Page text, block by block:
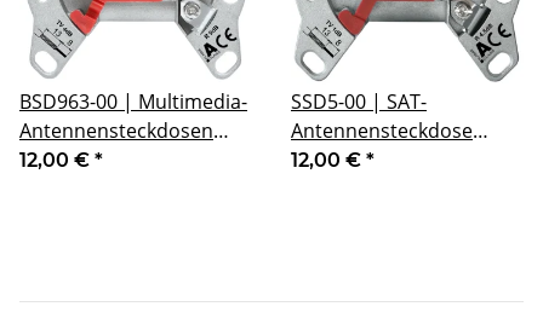
BSD963-00 | Multimedia-
Antennensteckdosen
CATV | DATA | Einzel-
12,00 € *
SSD5-00 | SAT-
Antennensteckdose
CATV | SAT |
12,00 € *